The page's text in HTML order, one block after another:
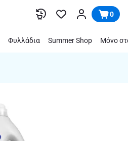
0
Φυλλάδια Summer Shop Μόνο